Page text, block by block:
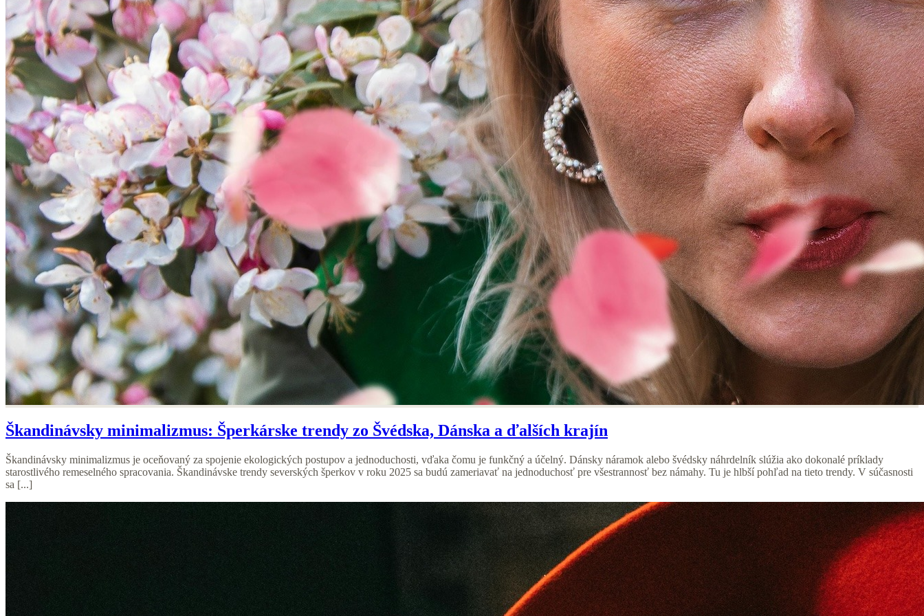
Škandinávsky minimalizmus: Šperkárske trendy zo Švédska, Dánska a ďalších krajín
Škandinávsky minimalizmus je oceňovaný za spojenie ekologických postupov a jednoduchosti, vďaka čomu je funkčný a účelný. Dánsky náramok alebo švédsky náhrdelník slúžia ako dokonalé príklady
starostlivého remeselného spracovania. Škandinávske trendy severských šperkov v roku 2025 sa budú zameriavať na jednoduchosť pre všestrannosť bez námahy. Tu je hlbší pohľad na tieto trendy. V súčasnosti
sa [...]